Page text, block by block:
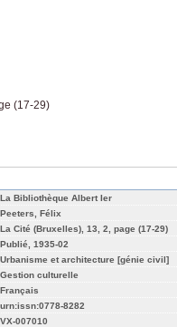
(17-29)
La Bibliothèque Albert Ier
Peeters, Félix
La Cité (Bruxelles), 13, 2, page (17-29)
Publié, 1935-02
Urbanisme et architecture [génie civil]
Gestion culturelle
Français
urn:issn:0778-8282
VX-007010